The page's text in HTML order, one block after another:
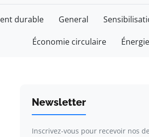
durable General
Économie circulaire
Newsletter
Inscrivez-vous pour recevoir nos